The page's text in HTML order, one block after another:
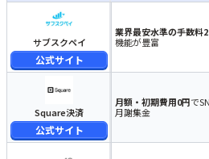
サブスクペイ
公式サイト
業界最安水準の手数料
機能が豊富
Square決済
公式サイト
月額・初期費用0円で
月謝集金